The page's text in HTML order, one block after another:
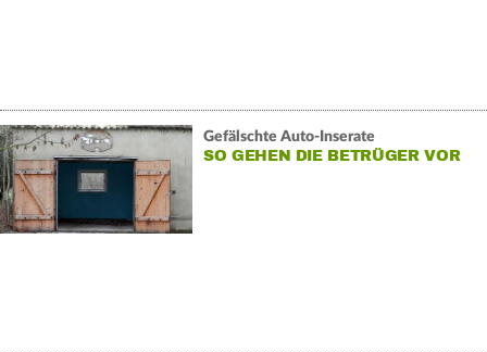
Gefälschte Auto-Inserate
SO GEHEN DIE BETRÜGER VOR